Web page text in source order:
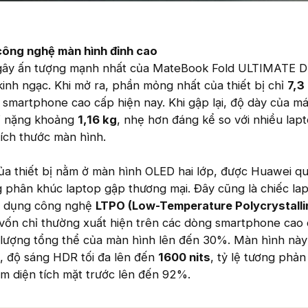
nghệ màn hình đỉnh cao
ấn tượng mạnh nhất của MateBook Fold ULTIMATE
ngạc. Khi mở ra, phần mỏng nhất của thiết bị chỉ 7,3
cao cấp hiện nay. Khi gập lại, độ dày của
khoảng 1,16 kg, nhẹ hơn đáng kể so với nhiều
thước màn hình.
thiết bị nằm ở màn hình OLED hai lớp, được Huawei
khúc laptop gập thương mại. Đây cũng là chiếc
công nghệ LTPO (Low-Temperature
chỉ thường xuất hiện trên các dòng smartphone cao
tổng thể của màn hình lên đến 30%. Màn hình
sáng HDR tối đa lên đến 1600 nits, tỷ lệ tương phản
diện tích mặt trước lên đến 92%.